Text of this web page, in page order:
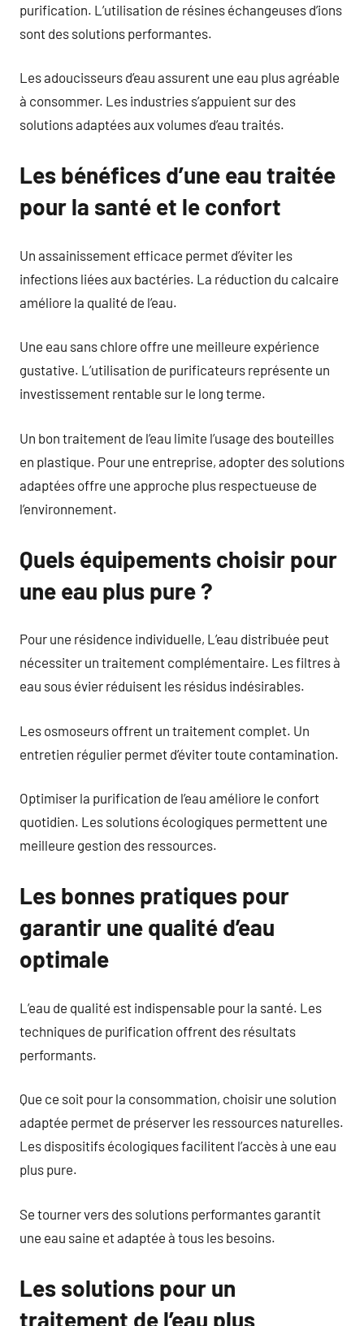
purification. L’utilisation de résines échangeuses d’ions
sont des solutions performantes.
Les adoucisseurs d’eau assurent une eau plus agréable
à consommer. Les industries s’appuient sur des
solutions adaptées aux volumes d’eau traités.
Les bénéfices d’une eau traitée
pour la santé et le confort
Un assainissement efficace permet d’éviter les
infections liées aux bactéries. La réduction du calcaire
améliore la qualité de l’eau.
Une eau sans chlore offre une meilleure expérience
gustative. L’utilisation de purificateurs représente un
investissement rentable sur le long terme.
Un bon traitement de l’eau limite l’usage des bouteilles
en plastique. Pour une entreprise, adopter des solutions
adaptées offre une approche plus respectueuse de
l’environnement.
Quels équipements choisir pour
une eau plus pure ?
Pour une résidence individuelle, L’eau distribuée peut
nécessiter un traitement complémentaire. Les filtres à
eau sous évier réduisent les résidus indésirables.
Les osmoseurs offrent un traitement complet. Un
entretien régulier permet d’éviter toute contamination.
Optimiser la purification de l’eau améliore le confort
quotidien. Les solutions écologiques permettent une
meilleure gestion des ressources.
Les bonnes pratiques pour
garantir une qualité d’eau
optimale
L’eau de qualité est indispensable pour la santé. Les
techniques de purification offrent des résultats
performants.
Que ce soit pour la consommation, choisir une solution
adaptée permet de préserver les ressources naturelles.
Les dispositifs écologiques facilitent l’accès à une eau
plus pure.
Se tourner vers des solutions performantes garantit
une eau saine et adaptée à tous les besoins.
Les solutions pour un
traitement de l’eau plus